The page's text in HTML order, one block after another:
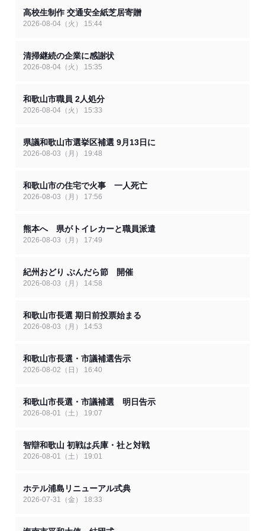
高校生制作 交通安全紙芝居寄贈
2026-08-04（火） 15:44
清掃継続の企業に感謝状
2026-08-04（火） 15:35
和歌山市職員 2人処分
2026-08-04（火） 15:33
県議和歌山市選挙区補選 9月13日に
2026-08-03（月） 19:48
和歌山市の住宅で火事 一人死亡
2026-08-03（月） 17:56
熊本へ 県がトイレカーと職員派遣
2026-08-03（月） 17:49
紀州おどり ぶんだら節 開催
2026-08-03（月） 14:58
和歌山市長選 期日前投票始まる
2026-08-03（月） 14:53
和歌山市長選・市議補選告示
2026-08-02（日） 16:40
和歌山市長選・市議補選 明日告示
2026-08-01（土） 19:07
智辯和歌山 初戦は兵庫・社と対戦
2026-08-01（土） 19:01
ホテル浦島リニューアル式典
2026-07-31（金） 18:33